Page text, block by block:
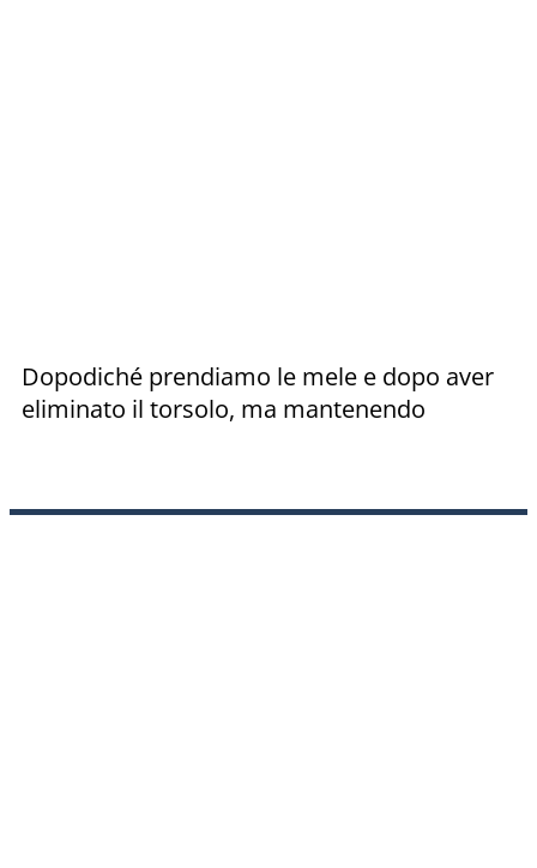
Dopodiché prendiamo le mele e dopo aver
eliminato il torsolo, ma mantenendo